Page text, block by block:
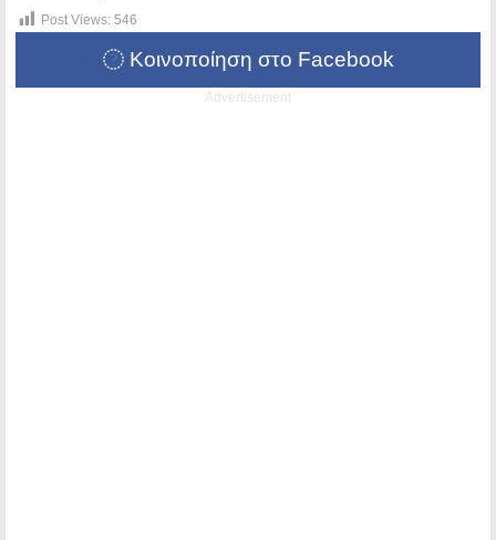
Post Views: 546
Κοινοποίηση στο Facebook
Advertisement